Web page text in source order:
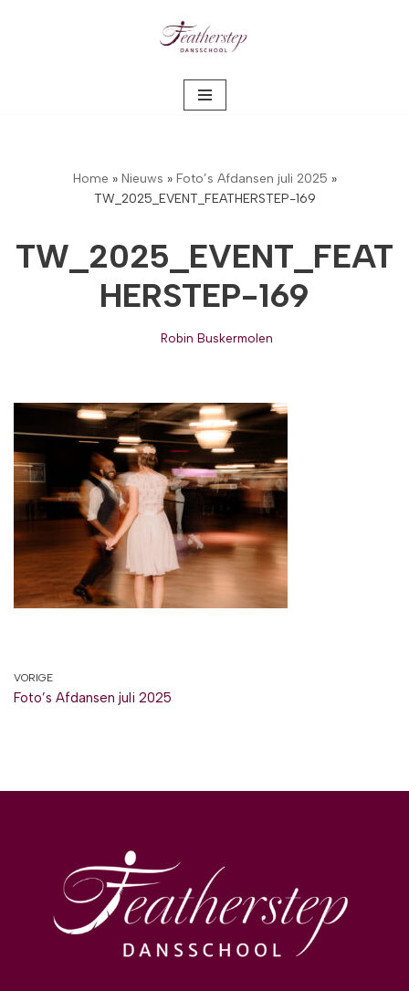
Home » Nieuws » Foto’s Afdansen juli 2025 »
TW_2025_EVENT_FEATHERSTEP-169
TW_2025_EVENT_FEAT
HERSTEP-169
Robin Buskermolen
VORIGE
Foto’s Afdansen juli 2025